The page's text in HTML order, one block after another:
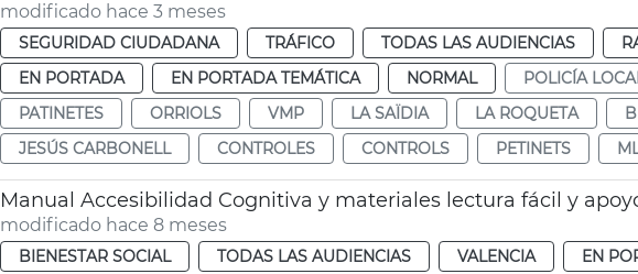
modificado hace 3 meses
SEGURIDAD CIUDADANA TRÁFICO TODAS LAS AUDIENCIAS
EN PORTADA
EN PORTADA TEMÁTICA NORMAL POLICÍA
PATINETES
ORRIOLS VMP LA SAÏDIA LA ROQUETA
JESÚS CARBONELL
CONTROLES CONTROLS PETINETS
Manual Accesibilidad Cognitiva y materiales lectura fácil y
modificado hace 8 meses
BIENESTAR SOCIAL TODAS LAS AUDIENCIAS VALENCIA
EN